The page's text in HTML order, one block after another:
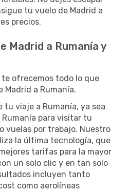
tu vuelo de Madrid a
precios.
Madrid a Rumanía y
ofrecemos todo lo que
Madrid a Rumanía.
tu viaje a Rumanía, ya sea
para visitar tu
vuelas por trabajo. Nuestro
la última tecnología, que
tarifas para la mayor
un solo clic y en tan solo
incluyen tanto
como aerolíneas